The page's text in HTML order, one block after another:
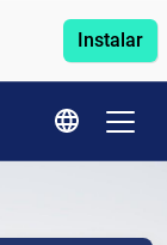
Instalar